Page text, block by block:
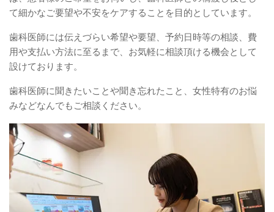
て細かなご要望や不安をケアすることを目的としています。
歯科医師には伝えづらい希望や要望、予約日時等の相談、費
用や支払い方法に至るまで、お気軽に相談頂ける機会として
設けております。
歯科医師に聞きたいことや聞き忘れたこと、女性特有のお悩
みなどなんでもご相談ください。